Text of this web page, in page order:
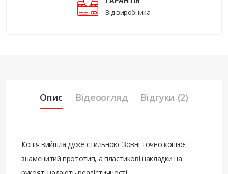
Від виробника
Опис Відеоогляд Відгуки (2)
Копія вийшла дуже стильною. Зовні точно копіює
знаменитий прототип, а пластикові накладки на